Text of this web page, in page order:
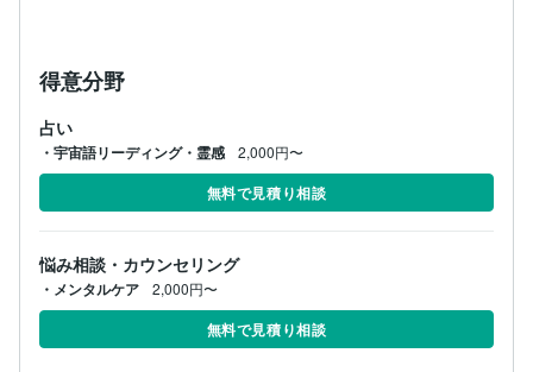
得意分野
占い
・宇宙語リーディング・霊感 2,000円〜
無料で見積り相談
悩み相談・カウンセリング
・メンタルケア 2,000円〜
無料で見積り相談